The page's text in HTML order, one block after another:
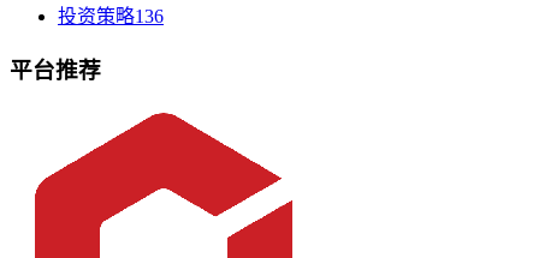
投资策略136
平台推荐